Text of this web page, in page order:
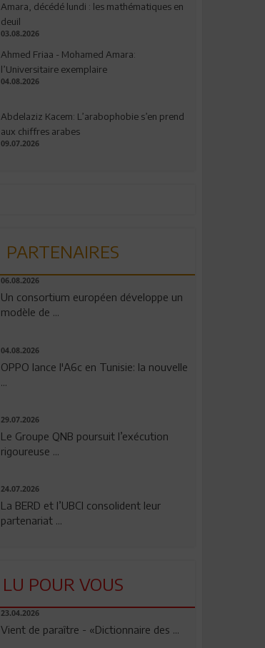
Amara, décédé lundi : les mathématiques en
deuil
03.08.2026
Ahmed Friaa - Mohamed Amara:
l’Universitaire exemplaire
04.08.2026
Abdelaziz Kacem: L’arabophobie s’en prend
aux chiffres arabes
09.07.2026
PARTENAIRES
06.08.2026
Un consortium européen développe un
modèle de ...
04.08.2026
OPPO lance l'A6c en Tunisie: la nouvelle
29.07.2026
Le Groupe QNB poursuit l’exécution
rigoureuse ...
24.07.2026
La BERD et l’UBCI consolident leur
partenariat ...
LU POUR VOUS
23.04.2026
Vient de paraître - «Dictionnaire des ...